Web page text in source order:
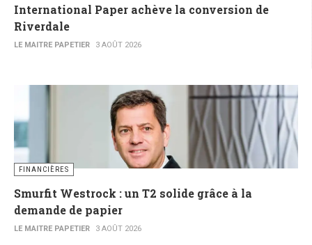
International Paper achève la conversion de
Riverdale
LE MAITRE PAPETIER 3 AOÛT 2026
FINANCIÈRES
Smurfit Westrock : un T2 solide grâce à la
demande de papier
LE MAITRE PAPETIER 3 AOÛT 2026